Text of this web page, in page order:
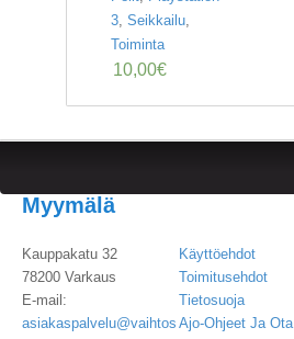
3, Seikkailu,
Toiminta
10,00€
Myymälä
Kauppakatu 32
78200 Varkaus
E-mail:
asiakaspalvelu@vaihtos
Käyttöehdot
Toimitusehdot
Tietosuoja
Ajo-Ohjeet Ja Ota